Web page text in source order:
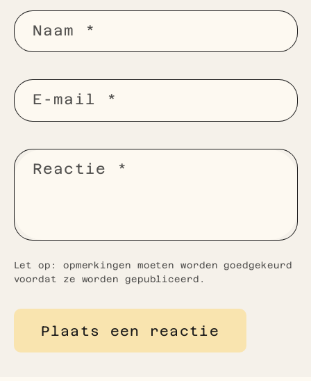
Naam *
E‑mail *
Reactie *
Let op: opmerkingen moeten worden goedgekeurd
voordat ze worden gepubliceerd.